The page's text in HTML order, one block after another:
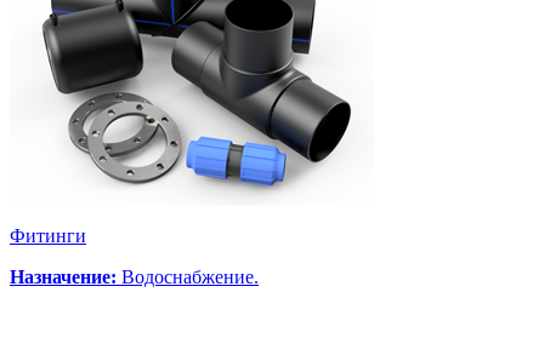
Фитинги
Назначение: Водоснабжение.